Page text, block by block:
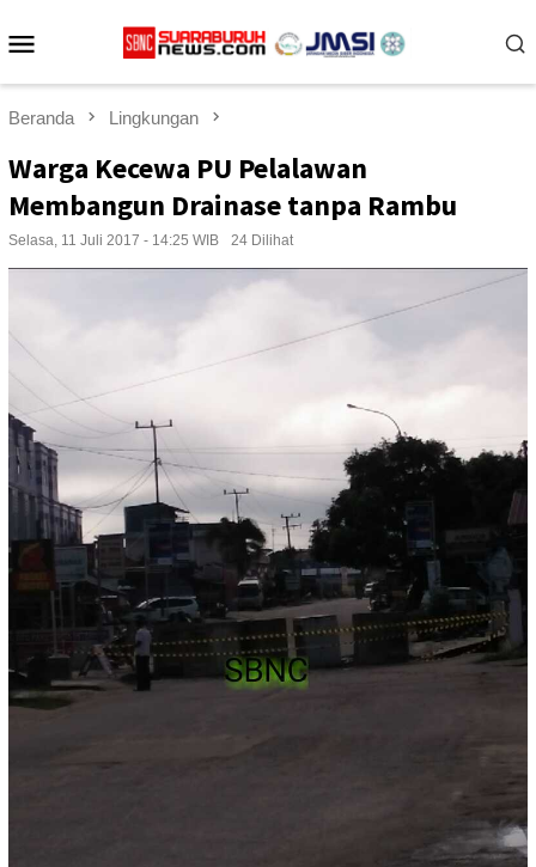
ke
Beranda Lingkungan
Warga Kecewa PU Pelalawan
Membangun Drainase tanpa Rambu
Selasa, 11 Juli 2017 - 14:25 WIB 24 Dilihat